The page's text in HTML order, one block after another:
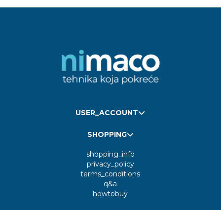
USER_ACCOUNT
SHOPPING
shopping_info
privacy_policy
terms_conditions
q&a
howtobuy